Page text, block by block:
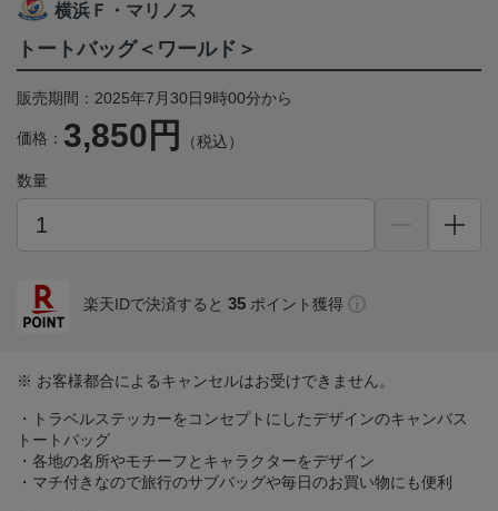
横浜Ｆ・マリノス
トートバッグ＜ワールド＞
販売期間：2025年7月30日9時00分から
価格： 3,850円 （税込）
数量
楽天IDで決済すると 35 ポイント獲得
※ お客様都合によるキャンセルはお受けできません。
・トラベルステッカーをコンセプトにしたデザインのキャンバス
トートバッグ
・各地の名所やモチーフとキャラクターをデザイン
・マチ付きなので旅行のサブバッグや毎日のお買い物にも便利